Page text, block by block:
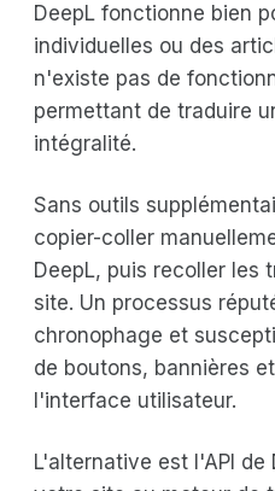
DeepL fonctionne bien
individuelles ou des
n'existe pas de
permettant de traduire
intégralité.
Sans outils
copier-coller
DeepL, puis recoller les
site. Un processus
chronophage et
de boutons, bannières
l'interface utilisateur.
L'alternative est l'API